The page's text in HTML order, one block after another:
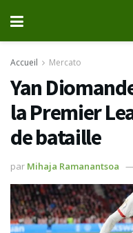
Accueil Mercato
Yan
la Premier
de bataille
par Mihaja Ramanantsoa